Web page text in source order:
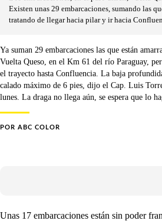
Existen unas 29 embarcaciones, sumando las
tratando de llegar hacia pilar y ir hacia
Ya suman 29 embarcaciones las que están
Vuelta Queso, en el Km 61 del río Paraguay,
el trayecto hasta Confluencia. La baja
calado máximo de 6 pies, dijo el Cap. Luis
lunes. La draga no llega aún, se espera que lo
POR ABC COLOR
Unas 17 embarcaciones están sin poder